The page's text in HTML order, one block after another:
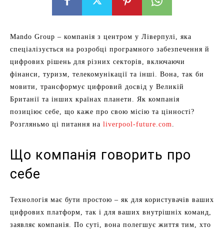
Mando Group – компанія з центром у Ліверпулі, яка
спеціалізується на розробці програмного забезпечення й
цифрових рішень для різних секторів, включаючи
фінанси, туризм, телекомунікації та інші. Вона, так би
мовити, трансформує цифровий досвід у Великій
Британії та інших країнах планети. Як компанія
позиціює себе, що каже про свою місію та цінності?
Розгляньмо ці питання на liverpool-future.com.
Що компанія говорить про
себе
Технологія має бути простою – як для користувачів ваших
цифрових платформ, так і для ваших внутрішніх команд,
заявляє компанія. По суті, вона полегшує життя тим, хто